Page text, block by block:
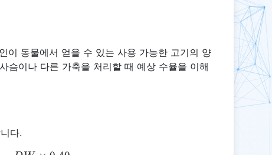
이 동물에서 얻을 수 있는 사용 가능한 고기의 양
슴이나 다른 가축을 처리할 때 예상 수율을 이해
다.